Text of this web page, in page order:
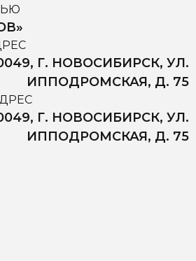
Г. НОВОСИБИРСК, УЛ.
ИППОДРОМСКАЯ, Д. 75
Г. НОВОСИБИРСК, УЛ.
ИППОДРОМСКАЯ, Д. 75